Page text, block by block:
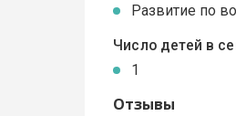
Развитие по
Число детей в
1
Отзывы